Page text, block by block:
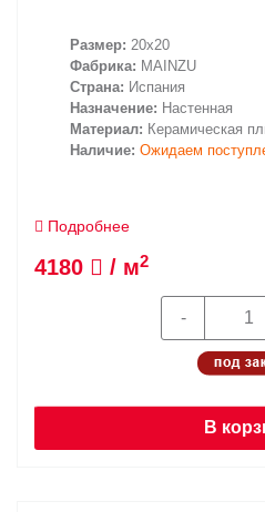
Размер: 20x20
Фабрика: MAINZU
Страна: Испания
Назначение: Настенная
Материал: Керамическая
Наличие: Ожидаем
Подробнее
4180 / м2
В